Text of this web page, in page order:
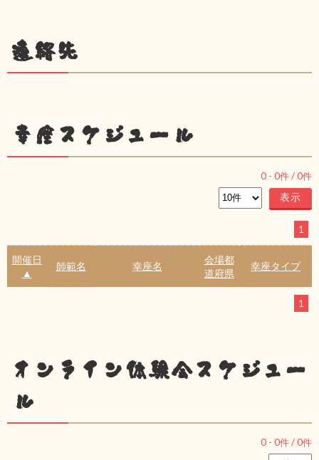
連絡先
幸座スケジュール
0 - 0件 /0件
1
開催日
▲
師範名 幸座名
会場都
道府県
幸座タイプ
1
オンライン体験会スケジュー
ル
0 - 0件 /0件